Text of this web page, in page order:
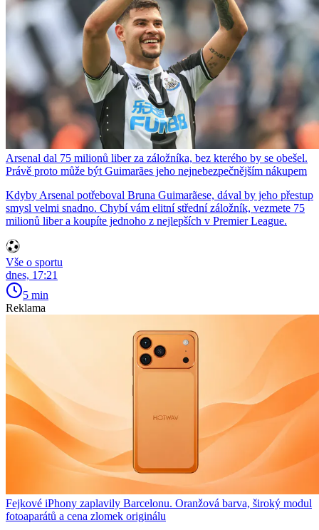
Arsenal dal 75 milionů liber za záložníka, bez kterého by se obešel.
Právě proto může být Guimarães jeho nejnebezpečnějším nákupem
Kdyby Arsenal potřeboval Bruna Guimarãese, dával by jeho přestup
smysl velmi snadno. Chybí vám elitní střední záložník, vezmete 75
milionů liber a koupíte jednoho z nejlepších v Premier League.
Vše o sportu
dnes, 17:21
5 min
Reklama
Fejkové iPhony zaplavily Barcelonu. Oranžová barva, široký modul
fotoaparátů a cena zlomek originálu